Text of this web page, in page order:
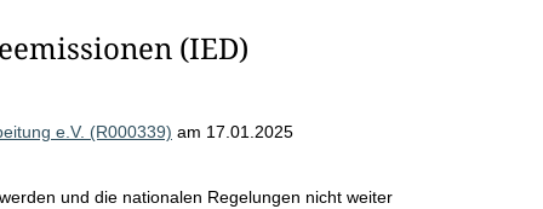
(IED)
e.V. (R000339) am 17.01.2025
und die nationalen Regelungen nicht weiter